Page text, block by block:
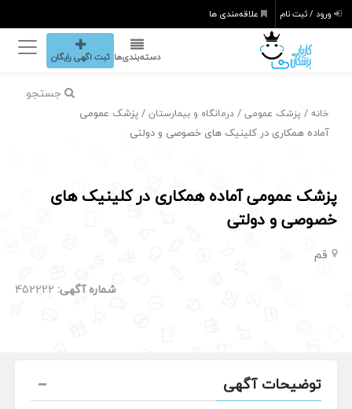
ورود / ثبت نام علاقه‌مندی ها
دسته‌بندی‌ها ثبت اگهی رایگان
جستجو
خانه / پزشک عمومی /درمانگاه و بیمارستان / پزشک عمومی
آماده همکاری در کلینیک های خصوصی و دولتی
پزشک عمومی آماده همکاری در کلینیک های
خصوصی و دولتی
قم
شماره آگهی: 452222
توضیحات آگهی